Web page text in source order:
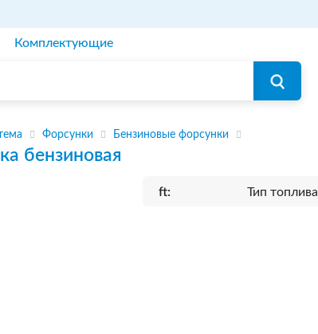
Комплектующие
Форсунки Бензиновые форсунки
бензиновая
ft: Тип топлива